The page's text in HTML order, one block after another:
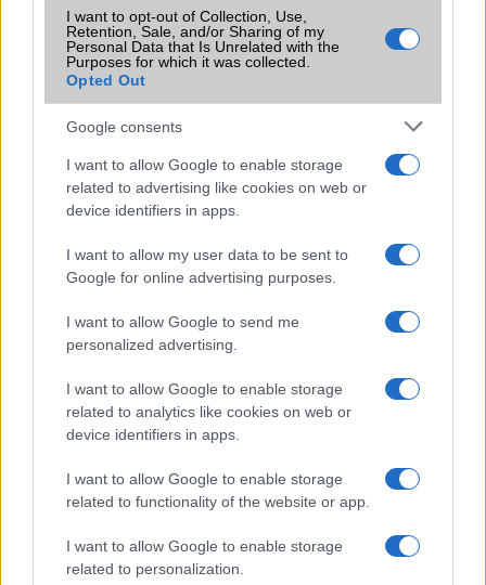
I want to opt-out of Collection, Use,
Retention, Sale, and/or Sharing of my
Personal Data that Is Unrelated with the
Purposes for which it was collected.
Opted Out
Google consents
I want to allow Google to enable storage
related to advertising like cookies on web or
device identifiers in apps.
I want to allow my user data to be sent to
Google for online advertising purposes.
I want to allow Google to send me
personalized advertising.
I want to allow Google to enable storage
related to analytics like cookies on web or
device identifiers in apps.
I want to allow Google to enable storage
related to functionality of the website or app.
I want to allow Google to enable storage
related to personalization.
Még meg sem jelent, de már hamisítják: Androidot futtató
iPhone 17 Pro klón bukkant fel
Kiszivárgott: óriási akkumulátort kaphat az Apple első
Apple rekordméretű akkumulátort tesztel az első
összecsukható iPhone-hoz
Zsebre vágható iPad jön? Kiszivárgott az iPhone Fold, és
teljesen más lesz, mint gondoltuk!
Kiszivárgott az iPhone Fold titkos terve: szokatlan
gombelrendezése lehet az Apple hajlított telefonján
Egy hónap múlva jön az Apple nagy bemutatója: ezekre az
újdonságokra számíthatunk
iPhone 18 Pro: három régóta várt fejlesztés végre
megérkezhet az Apple új csúcsmobiljába
Nem a hardver miatt lehet „Ultra” az Apple első
További hírek